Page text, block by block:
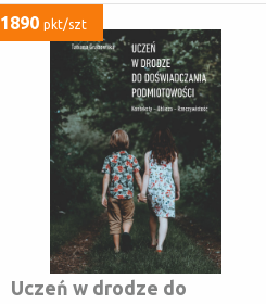
1890pkt/szt
Uczeń w drodze do